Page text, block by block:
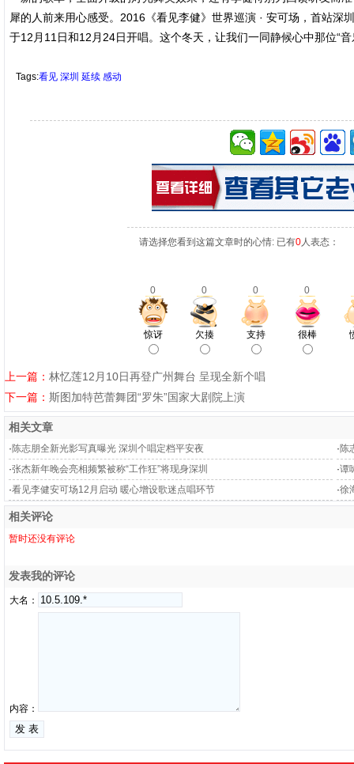
犀的人前来用心感受。2016《看见李健》世界巡演 · 安可场，首站
于12月11日和12月24日开唱。这个冬天，让我们一同静候心中那位“音
Tags:看见 深圳 延续 感动
请选择您看到这篇文章时的心情: 已有0人表态：
0 0 0 0
惊讶 欠揍 支持 很棒
上一篇： 林忆莲12月10日再登广州舞台 呈现全新个唱
下一篇： 斯图加特芭蕾舞团“罗朱”国家大剧院上演
相关文章
·陈志朋全新光影写真曝光 深圳个唱定档平安夜 ·陈
·张杰新年晚会亮相频繁被称“工作狂”将现身深圳 ·谭
·看见李健安可场12月启动 暖心增设歌迷点唱环节 ·徐
相关评论
暂时还没有评论
发表我的评论
大名：
内容：